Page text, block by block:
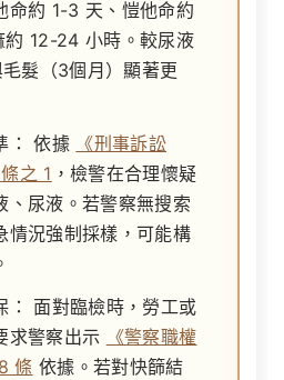
命約 1-3 天、愷他命約
約 12-24 小時。較尿液
毛髮（3個月）顯著更
依據
《刑事訴訟
之 1 ，檢警在合理懷疑
、尿液。若警察無搜索
情況強制採樣，可能構
面對臨檢時，勞工或
求警察出示
《警察職權
條 依據。若對快篩結